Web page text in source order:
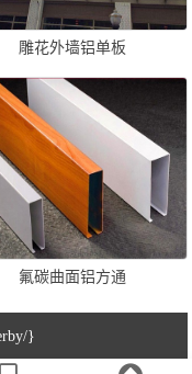
雕花外墙铝单板
氟碳曲面铝方通
}